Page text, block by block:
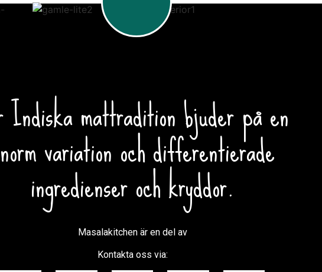
mattradition bjuder på en
variation och differentierade
ingredienser och kryddor.
Masalakitchen är en del av
Kontakta oss via: